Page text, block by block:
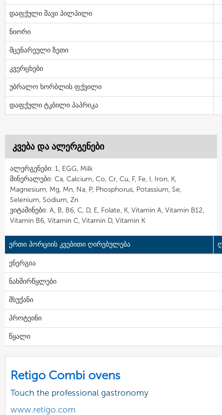
დაფქული შავი პილპილი
ნიორი
მცენარეული ზეთი
კვერცხები
უბრალო ხორბლის ფქვილი
დაფქული ტკბილი პაპრიკა
კვება და ალერგენები
ალერგენები: 1, EGG, Milk
მინერალები: Ca, Calcium, Co, Cr, Cu, F, Fe, I, Iron, K,
Magnesium, Mg, Mn, Na, P, Phosphorus, Potassium, Se,
Selenium, Sodium, Zn
ვიტამინები: A, B, B6, C, D, E, Folate, K, Vitamin A, Vitamin B12,
Vitamin B6, Vitamin C, Vitamin D, Vitamin K
ერთი პორციის კვებითი ღირებულება
ენერგია
ნახშირწყლები
მსუქანი
პროტეინი
წყალი
Retigo Combi ovens
Touch the professional gastronomy
www.retigo.com